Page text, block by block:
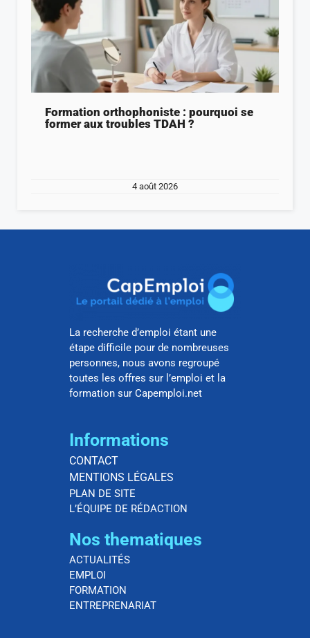
Formation orthophoniste : pourquoi se
former aux troubles TDAH ?
4 août 2026
La recherche d’emploi étant une
étape difficile pour de nombreuses
personnes, nous avons regroupé
toutes les offres sur l’emploi et la
formation sur Capemploi.net
Informations
CONTACT
MENTIONS LÉGALES
PLAN DE SITE
L’ÉQUIPE DE RÉDACTION
Nos thematiques
ACTUALITÉS
EMPLOI
FORMATION
ENTREPRENARIAT